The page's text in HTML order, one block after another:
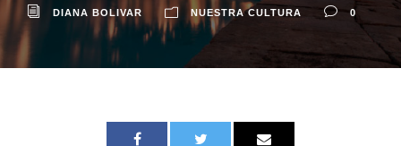
DIANA BOLIVAR NUESTRA CULTURA 0